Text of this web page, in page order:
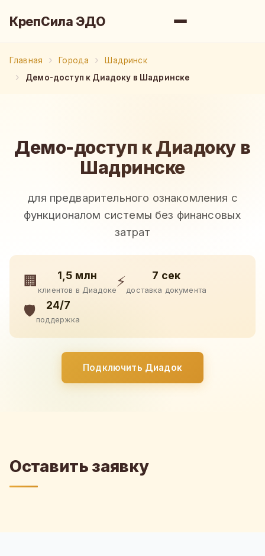
КрепСила ЭДО
Главная Города
Шадринск
Демо-доступ к Диадоку в Шадринске
Демо-доступ к Диадоку в
Шадринске
для предварительного ознакомления с
функционалом системы без финансовых
затрат
🏢 1,5 млн
клиентов в Диадоке
⚡ 7 сек
доставка документа
🛡️ 24/7
поддержка
Подключить Диадок
Оставить заявку